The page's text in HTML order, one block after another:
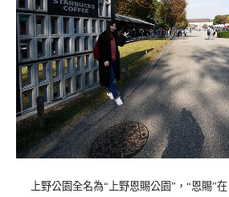
上野公園全名為“上野恩賜公園”，“恩賜”